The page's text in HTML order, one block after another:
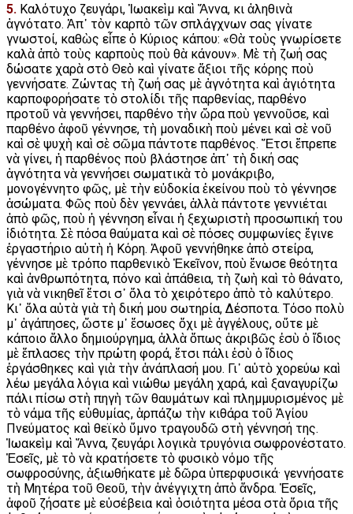
5. Καλότυχο ζευγάρι, Ἰωακεὶμ καὶ Ἄννα, κι ἀληθινὰ
ἁγνότατο. Ἀπ᾿ τὸν καρπὸ τῶν σπλάγχνων σας γίνατε
γνωστοί, καθὼς εἶπε ὁ Κύριος κάπου: «Θὰ τοὺς γνωρίσετε
καλὰ ἀπὸ τοὺς καρποὺς ποὺ θὰ κάνουν». Μὲ τὴ ζωή σας
δώσατε χαρὰ στὸ Θεὸ καὶ γίνατε ἄξιοι τῆς κόρης ποὺ
γεννήσατε. Ζώντας τὴ ζωή σας μὲ ἁγνότητα καὶ ἁγιότητα
καρποφορήσατε τὸ στολίδι τῆς παρθενίας, παρθένο
προτοῦ νὰ γεννήσει, παρθένο τὴν ὥρα ποὺ γεννοῦσε, καὶ
παρθένο ἀφοῦ γέννησε, τὴ μοναδικὴ ποὺ μένει καὶ σὲ νοῦ
καὶ σὲ ψυχὴ καὶ σὲ σῶμα πάντοτε παρθένος. Ἔτσι ἔπρεπε
νὰ γίνει, ἡ παρθένος ποὺ βλάστησε ἀπ᾿ τὴ δική σας
ἁγνότητα νὰ γεννήσει σωματικὰ τὸ μονάκριβο,
μονογέννητο φῶς, μὲ τὴν εὐδοκία ἐκείνου ποὺ τὸ γέννησε
ἀσώματα. Φῶς ποὺ δὲν γεννάει, ἀλλὰ πάντοτε γεννιέται
ἀπὸ φῶς, ποὺ ἡ γέννηση εἶναι ἡ ξεχωριστὴ προσωπική του
ἰδιότητα. Σὲ πόσα θαύματα καὶ σὲ πόσες συμφωνίες ἔγινε
ἐργαστήριο αὐτὴ ἡ Κόρη. Ἀφοῦ γεννήθηκε ἀπὸ στείρα,
γέννησε μὲ τρόπο παρθενικὸ Ἐκεῖνον, ποὺ ἕνωσε θεότητα
καὶ ἀνθρωπότητα, πόνο καὶ ἀπάθεια, τὴ ζωὴ καὶ τὸ θάνατο,
γιὰ νὰ νικηθεῖ ἔτσι σ᾿ ὅλα τὸ χειρότερο ἀπὸ τὸ καλύτερο.
Κι᾿ ὅλα αὐτὰ γιὰ τὴ δική μου σωτηρία, Δέσποτα. Τόσο πολὺ
μ᾿ ἀγάπησες, ὥστε μ᾿ ἔσωσες ὄχι μὲ ἀγγέλους, οὔτε μὲ
κάποιο ἄλλο δημιούργημα, ἀλλὰ ὅπως ἀκριβῶς ἐσὺ ὁ ἴδιος
μὲ ἔπλασες τὴν πρώτη φορά, ἔτσι πάλι ἐσὺ ὁ ἴδιος
ἐργάσθηκες καὶ γιὰ τὴν ἀνάπλασή μου. Γι᾿ αὐτὸ χορεύω καὶ
λέω μεγάλα λόγια καὶ νιώθω μεγάλη χαρά, καὶ ξαναγυρίζω
πάλι πίσω στὴ πηγὴ τῶν θαυμάτων καὶ πλημμυρισμένος μὲ
τὸ νάμα τῆς εὐθυμίας, ἁρπάζω τὴν κιθάρα τοῦ Ἁγίου
Πνεύματος καὶ θεϊκὸ ὕμνο τραγουδῶ στὴ γέννησή της.
Ἰωακεὶμ καὶ Ἄννα, ζευγάρι λογικὰ τρυγόνια σωφρονέστατο.
Ἐσεῖς, μὲ τὸ νὰ κρατήσετε τὸ φυσικὸ νόμο τῆς
σωφροσύνης, ἀξιωθήκατε μὲ δῶρα ὑπερφυσικά· γεννήσατε
τὴ Μητέρα τοῦ Θεοῦ, τὴν ἀνέγγιχτη ἀπὸ ἄνδρα. Ἐσεῖς,
ἀφοῦ ζήσατε μὲ εὐσέβεια καὶ ὁσιότητα μέσα στὰ ὅρια τῆς